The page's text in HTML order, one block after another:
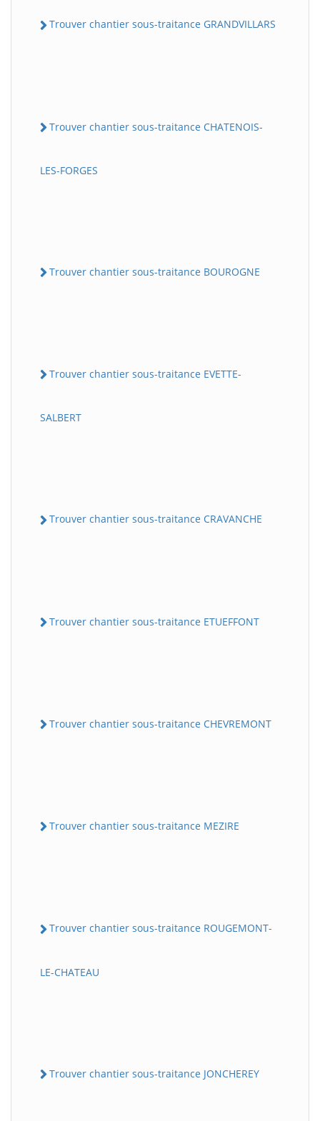
Trouver chantier sous-traitance GRANDVILLARS
Trouver chantier sous-traitance CHATENOIS-
LES-FORGES
Trouver chantier sous-traitance BOUROGNE
Trouver chantier sous-traitance EVETTE-
SALBERT
Trouver chantier sous-traitance CRAVANCHE
Trouver chantier sous-traitance ETUEFFONT
Trouver chantier sous-traitance CHEVREMONT
Trouver chantier sous-traitance MEZIRE
Trouver chantier sous-traitance ROUGEMONT-
LE-CHATEAU
Trouver chantier sous-traitance JONCHEREY